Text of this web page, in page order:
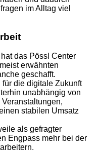
im Alltag viel
das Pössl Center
erwähnten
geschafft.
die digitale Zukunft
unabhängig von
stabilen Umsatz
als gefragter
Engpass mehr bei der